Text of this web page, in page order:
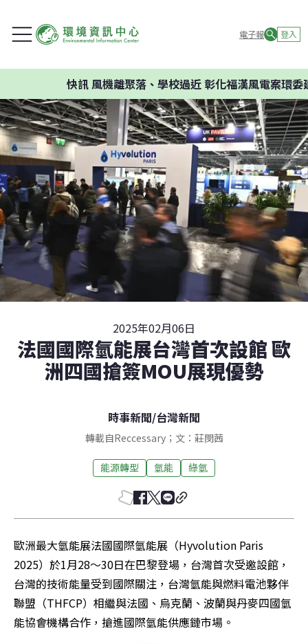
電子報 登入
風機離聚落、學校過近 彰化福漢風電案環委建議
2025年02月06日
法國國際氫能展台灣首次設館 歐
洲四國搶簽MOU展現優勢
時事新聞/台灣新聞
轉載自Reccessary；文：莊閔茜
能源轉型 氫能 綠氫
歐洲最大氫能展法國國際氫能展（Hyvolution Paris
2025）於1月28～30日在巴黎登場，台灣首次受邀設館，
台灣的技術能量受到國際關注，台灣氫能與燃料電池夥伴
聯盟（THFCP）相繼與法國、烏克蘭、波蘭與丹麥四國氫
能協會機構合作，搶進國際氫能供應鏈市場。